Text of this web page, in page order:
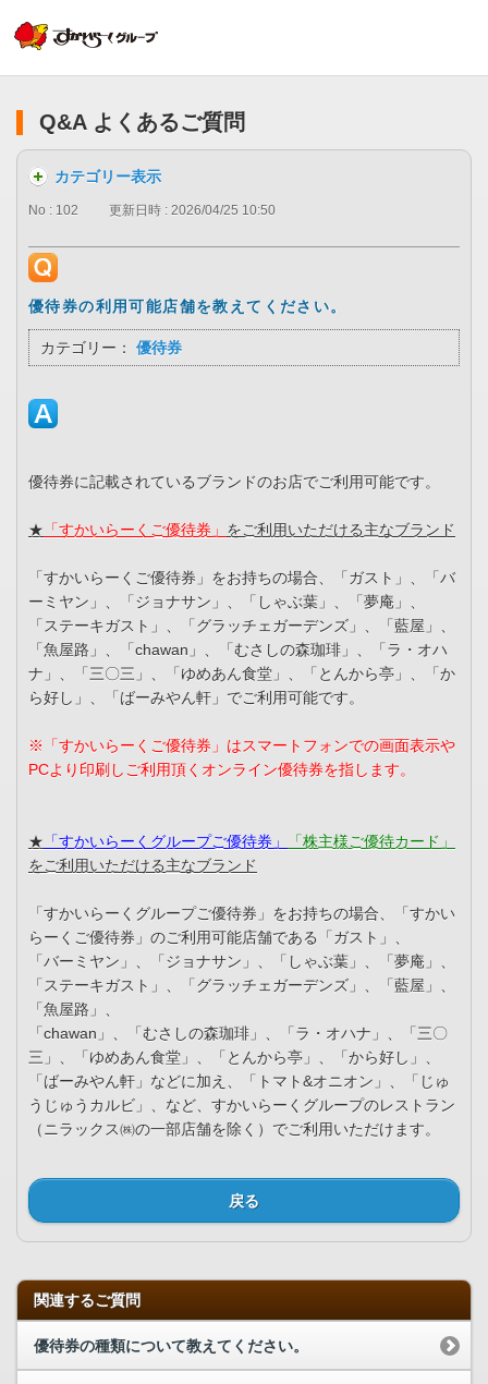
Q&A よくあるご質問
カテゴリー表示
No : 102 更新日時 : 2026/04/25 10:50
優待券の利用可能店舗を教えてください。
カテゴリー： 優待券
優待券に記載されているブランドのお店でご利用可能です。
★ 「すかいらーくご優待券」 をご利用いただける主なブランド
「すかいらーくご優待券」をお持ちの場合、「ガスト」、「バ
ーミヤン」、「ジョナサン」、「しゃぶ葉」、「夢庵」、
「ステーキガスト」、「グラッチェガーデンズ」、「藍屋」、
「魚屋路」、「chawan」、「むさしの森珈琲」、「ラ・オハ
ナ」、「三〇三」、「ゆめあん食堂」、「とんから亭」、「か
ら好し」、「ばーみやん軒」でご利用可能です。
※「すかいらーくご優待券」はスマートフォンでの画面表示や
PCより印刷しご利用頂くオンライン優待券を指します。
★ 「すかいらーくグループご優待券」
「株主様ご優待カード」
をご利用いただける主なブランド
「すかいらーくグループご優待券」をお持ちの場合、「すかい
らーくご優待券」のご利用可能店舗である「ガスト」、
「バーミヤン」、「ジョナサン」、「しゃぶ葉」、「夢庵」、
「ステーキガスト」、「グラッチェガーデンズ」、「藍屋」、
「魚屋路」、
「chawan」、「むさしの森珈琲」、「ラ・オハナ」、「三〇
三」、「ゆめあん食堂」、「とんから亭」、「から好し」、
「ばーみやん軒」などに加え、「トマト&オニオン」、「じゅ
うじゅうカルビ」、など、すかいらーくグループのレストラン
（ニラックス㈱の一部店舗を除く）でご利用いただけます。
戻る
関連するご質問
優待券の種類について教えてください。